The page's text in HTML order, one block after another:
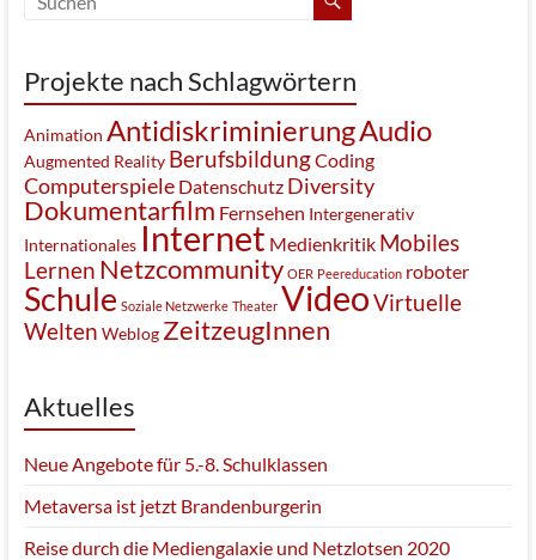
Projekte nach Schlagwörtern
Animation AntidiskriminierungAudio
Augmented Reality BerufsbildungCoding
Computerspiele Datenschutz Diversity
Dokumentarfilm Fernsehen Intergenerativ
Internationales Internet Medienkritik Mobiles
Lernen Netzcommunity OER Peereducation roboter
Schule Soziale Netzwerke Theater VideoVirtuelle
Welten Weblog ZeitzeugInnen
Aktuelles
Neue Angebote für 5.-8. Schulklassen
Metaversa ist jetzt Brandenburgerin
Reise durch die Mediengalaxie und Netzlotsen 2020